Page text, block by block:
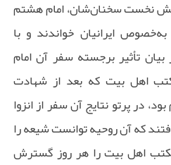
نخست سخنان‌شان، امام هشتم
ایرانیان خواندند و با
تأثیر برجسته سفر آن امام
اهل بیت که بعد از شهادت
در پرتو نتایج آن سفر از انزوا
که آن روحیه توانست شیعه را
اهل بیت را هر روز گسترش